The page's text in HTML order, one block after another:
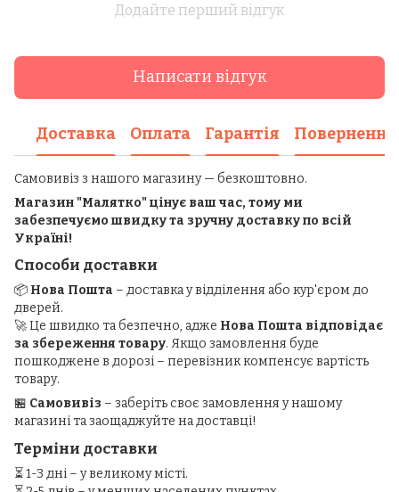
Додайте перший відгук
Написати відгук
Доставка Оплата Гарантія Повернення
Самовивіз з нашого магазину — безкоштовно.
Магазин "Малятко" цінує ваш час, тому ми
забезпечуємо швидку та зручну доставку по всій
Україні!
Способи доставки
📦 Нова Пошта – доставка у відділення або кур'єром до
дверей.
🚀 Це швидко та безпечно, адже Нова Пошта відповідає
за збереження товару. Якщо замовлення буде
пошкоджене в дорозі – перевізник компенсує вартість
товару.
🏪 Самовивіз – заберіть своє замовлення у нашому
магазині та заощаджуйте на доставці!
Терміни доставки
⏳ 1-3 дні – у великому місті.